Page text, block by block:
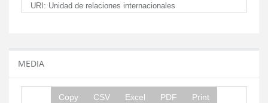
URI: Unidad de relaciones internacionales
MEDIA
Copy CSV Excel PDF Print